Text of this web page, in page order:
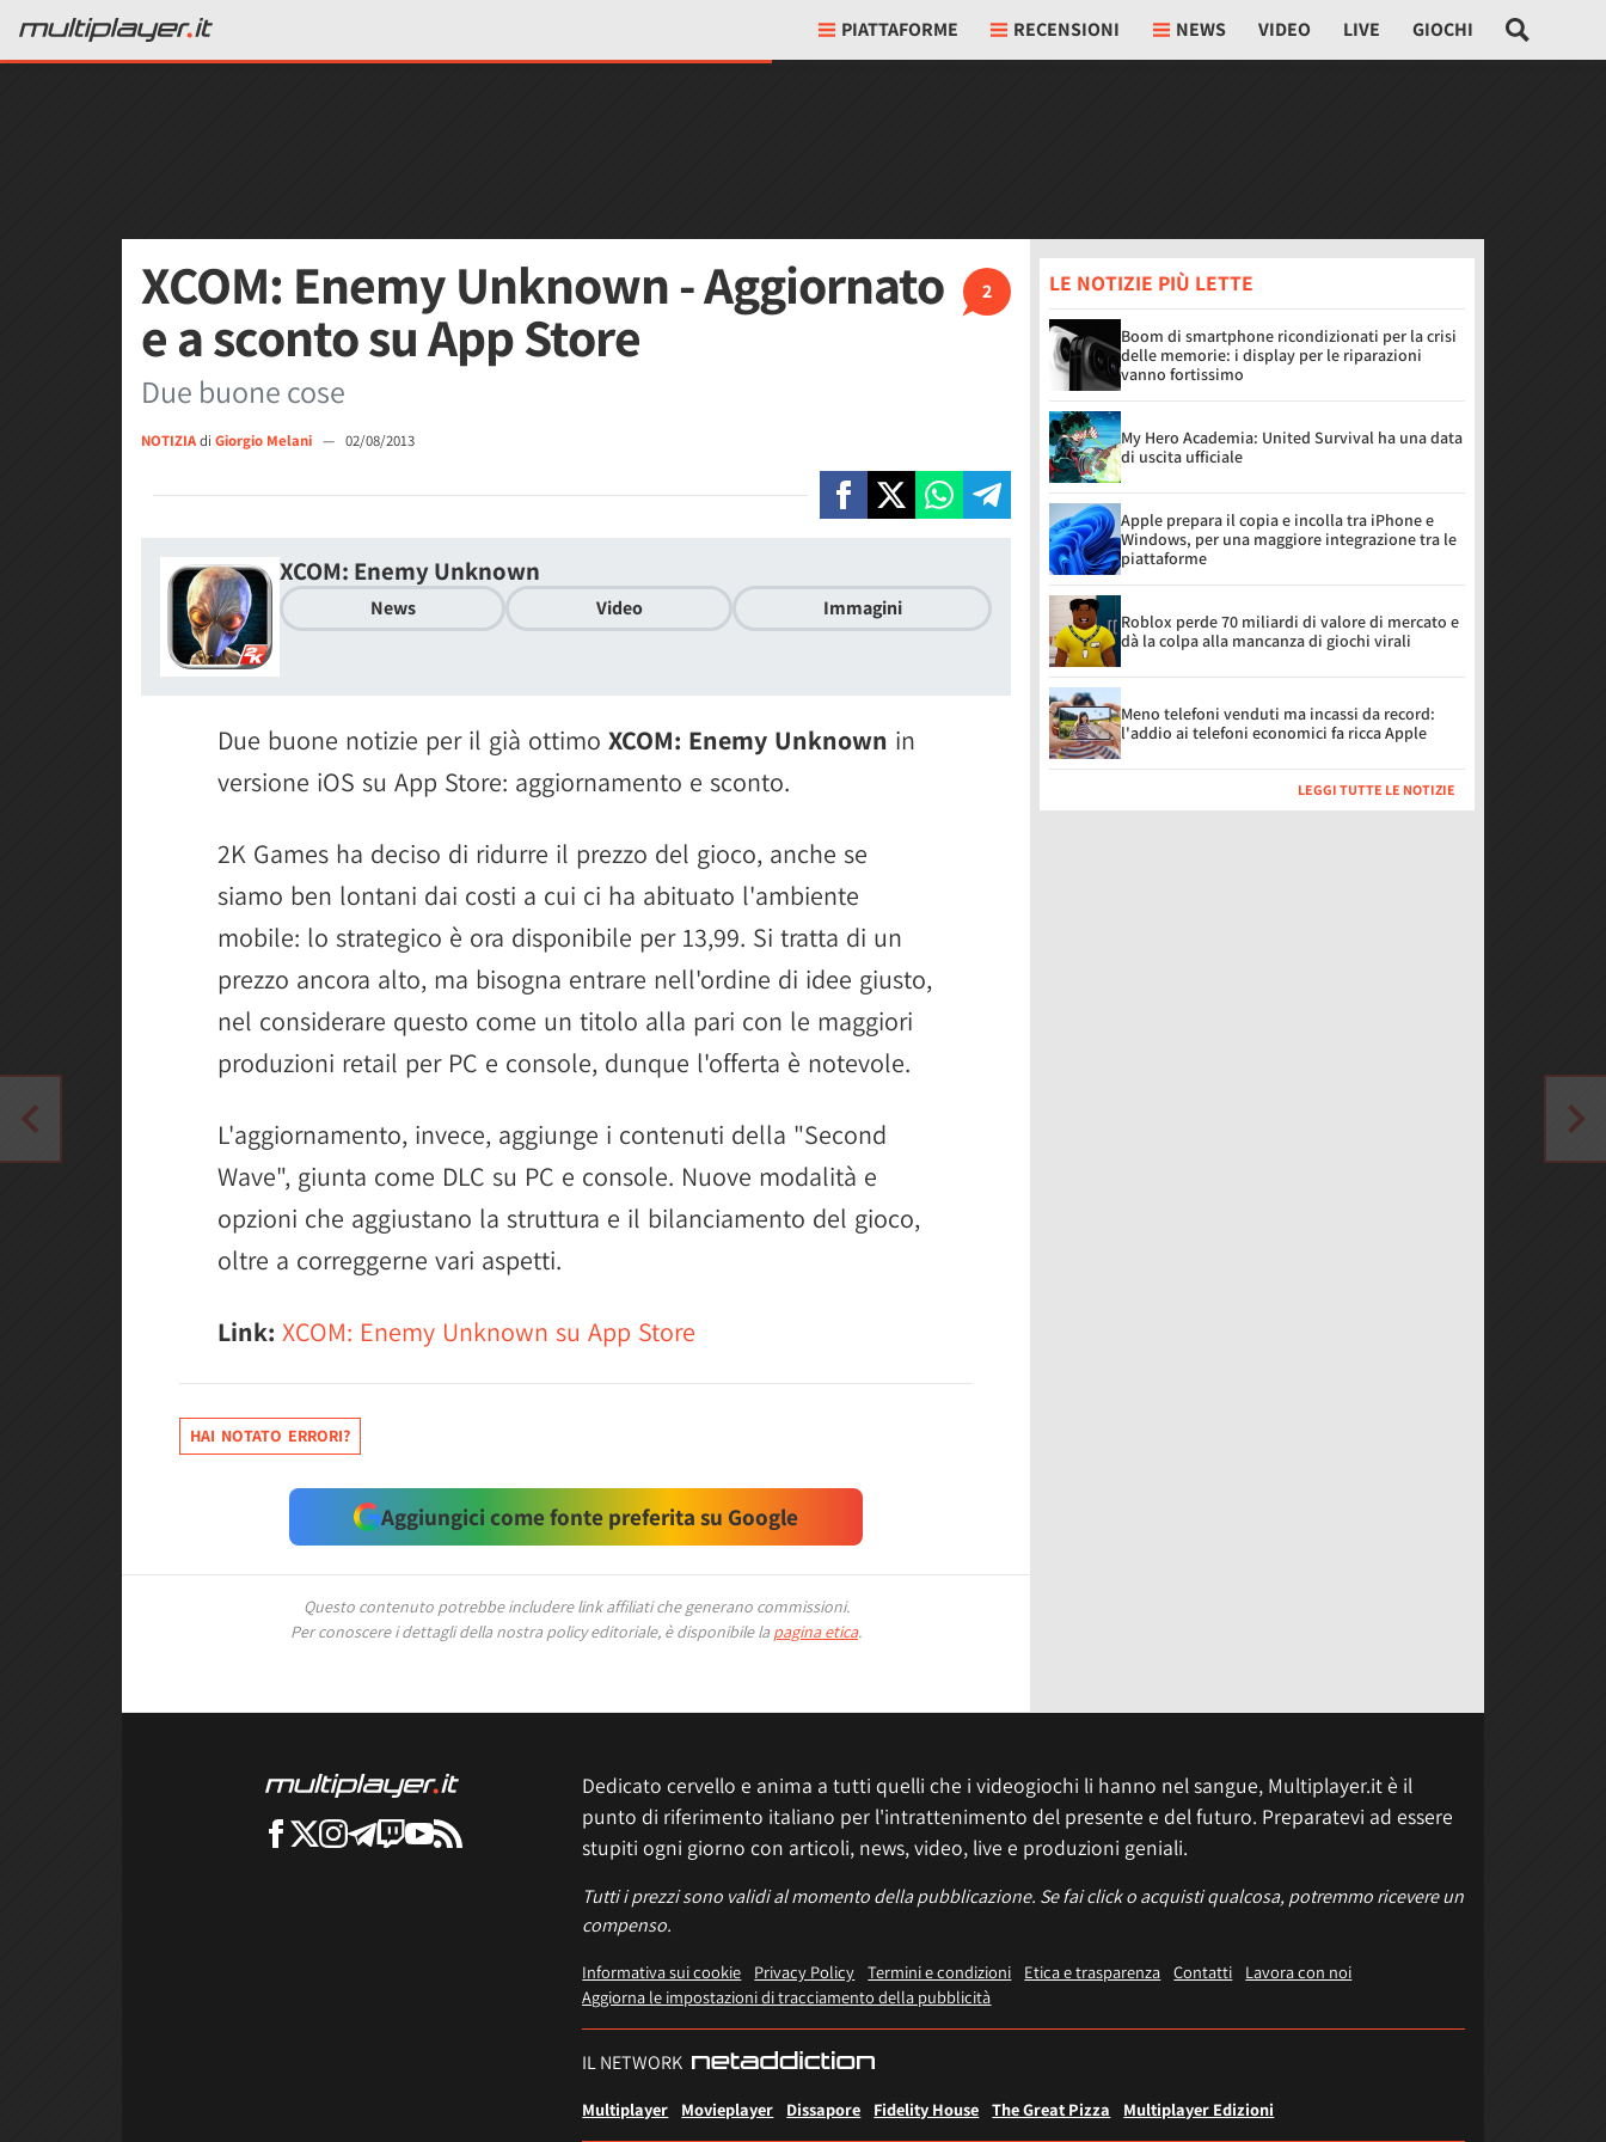
PIATTAFORME RECENSIONI NEWS VIDEO LIVE GIOCHI
2
XCOM: Enemy Unknown - Aggiornato
e a sconto su App Store
Due buone cose
NOTIZIAdi Giorgio Melani — 02/08/2013
XCOM: Enemy Unknown
News Video Immagini
Due buone notizie per il già ottimo XCOM: Enemy Unknown in
versione iOS su App Store: aggiornamento e sconto.
2K Games ha deciso di ridurre il prezzo del gioco, anche se
siamo ben lontani dai costi a cui ci ha abituato l'ambiente
mobile: lo strategico è ora disponibile per 13,99. Si tratta di un
prezzo ancora alto, ma bisogna entrare nell'ordine di idee giusto,
nel considerare questo come un titolo alla pari con le maggiori
produzioni retail per PC e console, dunque l'offerta è notevole.
L'aggiornamento, invece, aggiunge i contenuti della "Second
Wave", giunta come DLC su PC e console. Nuove modalità e
opzioni che aggiustano la struttura e il bilanciamento del gioco,
oltre a correggerne vari aspetti.
Link: XCOM: Enemy Unknown su App Store
HAI NOTATO ERRORI?
Aggiungici come fonte preferita su Google
Questo contenuto potrebbe includere link affiliati che generano commissioni.
Per conoscere i dettagli della nostra policy editoriale, è disponibile la pagina etica.
LE NOTIZIE PIÙ LETTE
Boom di smartphone ricondizionati per la crisi
delle memorie: i display per le riparazioni
vanno fortissimo
My Hero Academia: United Survival ha una data
di uscita ufficiale
Apple prepara il copia e incolla tra iPhone e
Windows, per una maggiore integrazione tra le
piattaforme
Roblox perde 70 miliardi di valore di mercato e
dà la colpa alla mancanza di giochi virali
Meno telefoni venduti ma incassi da record:
l'addio ai telefoni economici fa ricca Apple
LEGGI TUTTE LE NOTIZIE
Dedicato cervello e anima a tutti quelli che i videogiochi li hanno nel sangue, Multiplayer.it è il
punto di riferimento italiano per l'intrattenimento del presente e del futuro. Preparatevi ad essere
stupiti ogni giorno con articoli, news, video, live e produzioni geniali.
Tutti i prezzi sono validi al momento della pubblicazione. Se fai click o acquisti qualcosa, potremmo ricevere un
compenso.
Informativa sui cookie Privacy Policy Termini e condizioni Etica e trasparenza Contatti
Lavora con noi
Aggiorna le impostazioni di tracciamento della pubblicità
IL NETWORK
Multiplayer Movieplayer Dissapore Fidelity House The Great Pizza Multiplayer Edizioni